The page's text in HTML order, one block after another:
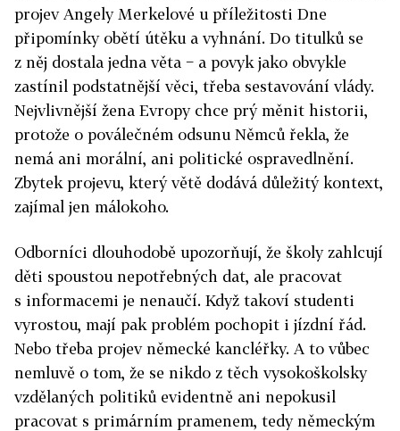
projev Angely Merkelové u příležitosti Dne
připomínky obětí útěku a vyhnání. Do titulků se
z něj dostala jedna věta − a povyk jako obvykle
zastínil podstatnější věci, třeba sestavování vlády.
Nejvlivnější žena Evropy chce prý měnit historii,
protože o poválečném odsunu Němců řekla, že
nemá ani morální, ani politické ospravedlnění.
Zbytek projevu, který větě dodává důležitý kontext,
zajímal jen málokoho.
Odborníci dlouhodobě upozorňují, že školy zahlcují
děti spoustou nepotřebných dat, ale pracovat
s informacemi je nenaučí. Když takoví studenti
vyrostou, mají pak problém pochopit i jízdní řád.
Nebo třeba projev německé kancléřky. A to vůbec
nemluvě o tom, že se nikdo z těch vysokoškolsky
vzdělaných politiků evidentně ani nepokusil
pracovat s primárním pramenem, tedy německým